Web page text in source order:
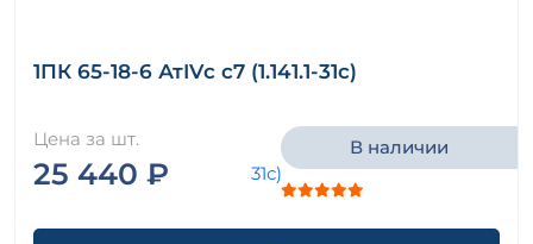
1ПК 65-18-6 АтIVс с7 (1.141.1-31с)
Цена за шт.
25 440 ₽
В наличии